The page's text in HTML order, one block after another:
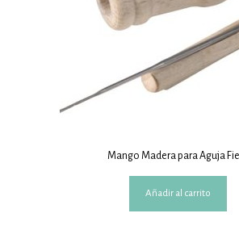
Mango Madera para Aguja
Añadir al carrito